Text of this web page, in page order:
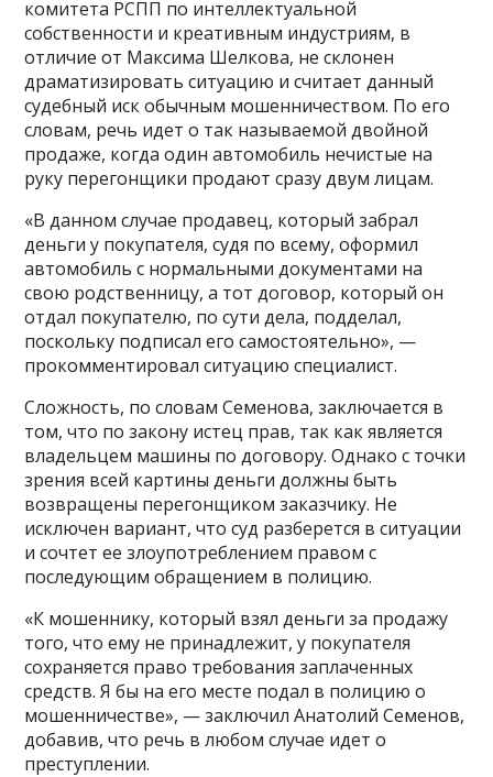
комитета РСПП по интеллектуальной
собственности и креативным индустриям, в
отличие от Максима Шелкова, не склонен
драматизировать ситуацию и считает данный
судебный иск обычным мошенничеством. По его
словам, речь идет о так называемой двойной
продаже, когда один автомобиль нечистые на
руку перегонщики продают сразу двум лицам.
«В данном случае продавец, который забрал
деньги у покупателя, судя по всему, оформил
автомобиль с нормальными документами на
свою родственницу, а тот договор, который он
отдал покупателю, по сути дела, подделал,
поскольку подписал его самостоятельно», —
прокомментировал ситуацию специалист.
Сложность, по словам Семенова, заключается в
том, что по закону истец прав, так как является
владельцем машины по договору. Однако с точки
зрения всей картины деньги должны быть
возвращены перегонщиком заказчику. Не
исключен вариант, что суд разберется в ситуации
и сочтет ее злоупотреблением правом с
последующим обращением в полицию.
«К мошеннику, который взял деньги за продажу
того, что ему не принадлежит, у покупателя
сохраняется право требования заплаченных
средств. Я бы на его месте подал в полицию о
мошенничестве», — заключил Анатолий Семенов,
добавив, что речь в любом случае идет о
преступлении.